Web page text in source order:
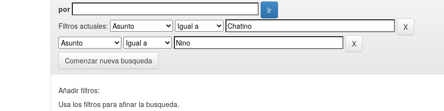
por
Filtros actuales:
Comenzar nueva busqueda
Añadir filtros:
Usa los filtros para afinar la busqueda.